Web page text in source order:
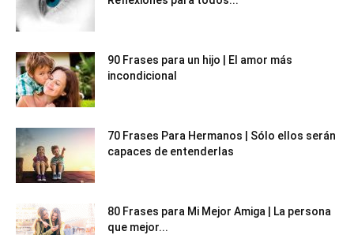
90 Frases para un hijo | El amor más
incondicional
70 Frases Para Hermanos | Sólo ellos serán
capaces de entenderlas
80 Frases para Mi Mejor Amiga | La persona
que mejor...